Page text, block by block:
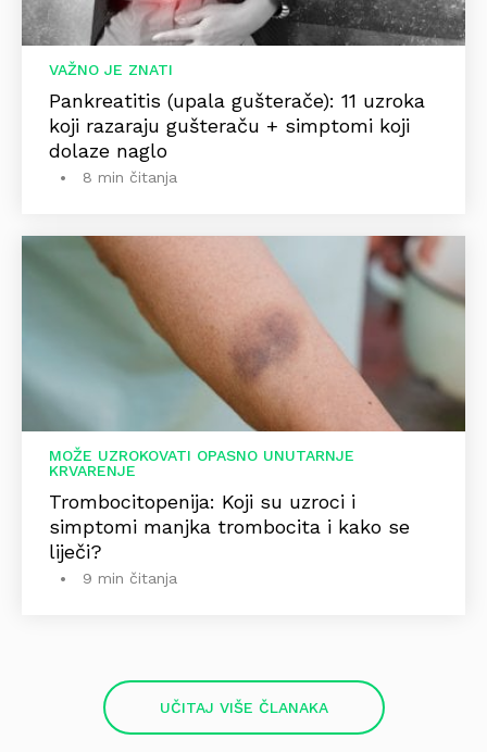
VAŽNO JE ZNATI
Pankreatitis (upala gušterače): 11 uzroka
koji razaraju gušteraču + simptomi koji
dolaze naglo
8 min čitanja
MOŽE UZROKOVATI OPASNO UNUTARNJE
KRVARENJE
Trombocitopenija: Koji su uzroci i
simptomi manjka trombocita i kako se
liječi?
9 min čitanja
UČITAJ VIŠE ČLANAKA